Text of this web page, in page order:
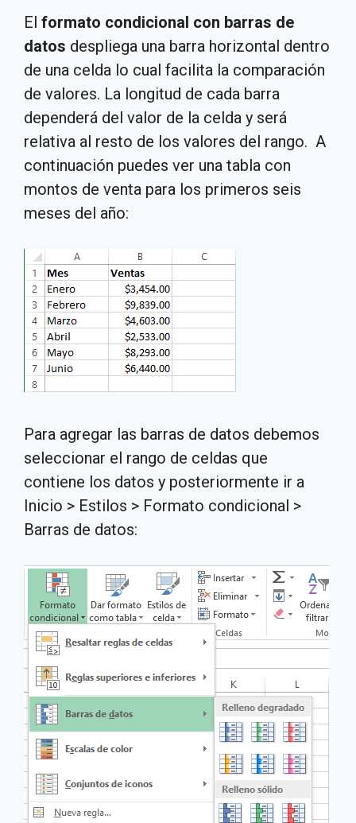
El formato condicional con barras de
datos despliega una barra horizontal dentro
de una celda lo cual facilita la comparación
de valores. La longitud de cada barra
dependerá del valor de la celda y será
relativa al resto de los valores del rango. A
continuación puedes ver una tabla con
montos de venta para los primeros seis
meses del año:
Para agregar las barras de datos debemos
seleccionar el rango de celdas que
contiene los datos y posteriormente ir a
Inicio > Estilos > Formato condicional >
Barras de datos: